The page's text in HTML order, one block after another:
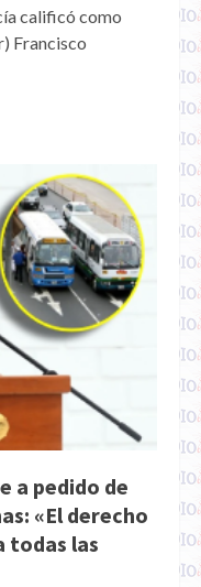
calificó como
Francisco
a pedido de
«El derecho
todas las